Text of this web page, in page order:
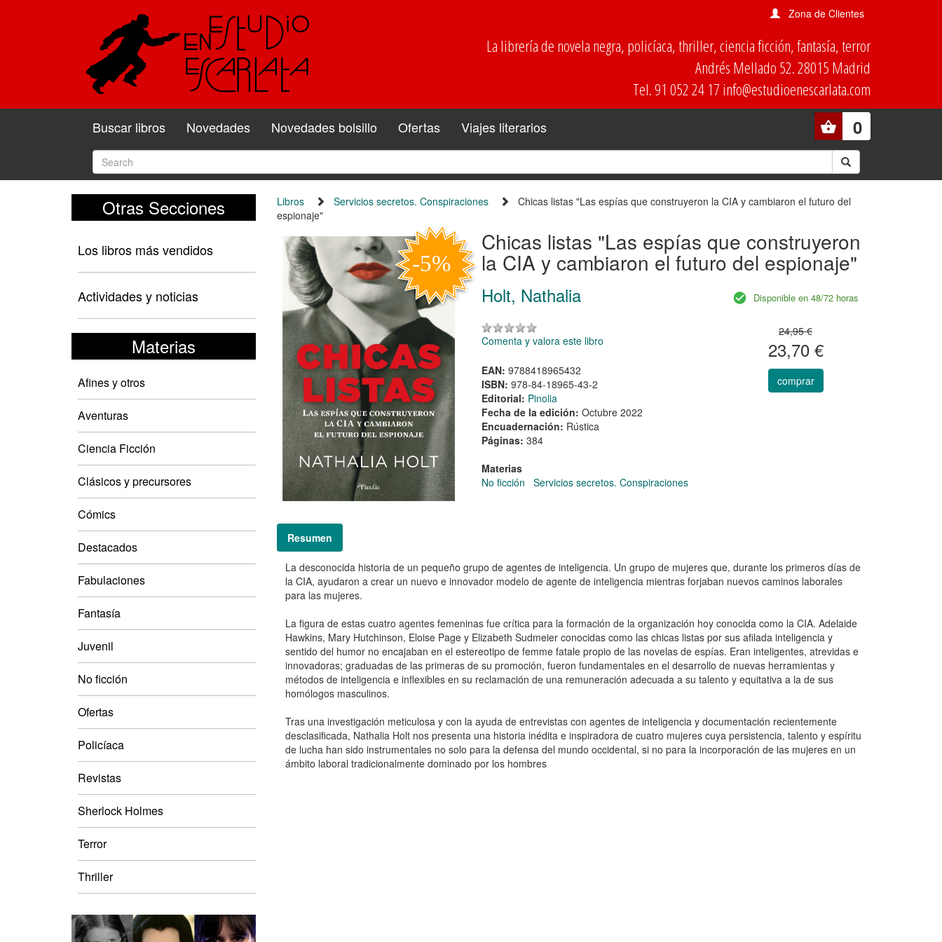
Zona de Clientes
La librería de novela negra, policíaca, thriller, ciencia ficción, fantasía, terror
Andrés Mellado 52. 28015 Madrid
Tel. 91 052 24 17 info@estudioenescarlata.com
0
Buscar libros Novedades Novedades bolsillo Ofertas Viajes literarios
Otras Secciones
Los libros más vendidos
Actividades y noticias
Materias
Afines y otros
Aventuras
Ciencia Ficción
Clásicos y precursores
Cómics
Destacados
Fabulaciones
Fantasía
Juvenil
No ficción
Ofertas
Policíaca
Revistas
Sherlock Holmes
Terror
Thriller
Libros Servicios secretos. Conspiraciones
Chicas listas "Las espías que construyeron la CIA y cambiaron el futuro del
espionaje"
Chicas listas "Las espías que construyeron
la CIA y cambiaron el futuro del espionaje"
Holt, Nathalia
Comenta y valora este libro
EAN: 9788418965432
ISBN: 978-84-18965-43-2
Editorial: Pinolia
Fecha de la edición: Octubre 2022
Encuadernación: Rústica
Páginas: 384
Materias
No ficción
Servicios secretos. Conspiraciones
Disponible en 48/72 horas
24,95 €
23,70 €
comprar
Resumen
La desconocida historia de un pequeño grupo de agentes de inteligencia. Un grupo de mujeres que, durante los primeros días de
la CIA, ayudaron a crear un nuevo e innovador modelo de agente de inteligencia mientras forjaban nuevos caminos laborales
para las mujeres.
La figura de estas cuatro agentes femeninas fue crítica para la formación de la organización hoy conocida como la CIA. Adelaide
Hawkins, Mary Hutchinson, Eloise Page y Elizabeth Sudmeier conocidas como las chicas listas por sus afilada inteligencia y
sentido del humor no encajaban en el estereotipo de femme fatale propio de las novelas de espías. Eran inteligentes, atrevidas e
innovadoras; graduadas de las primeras de su promoción, fueron fundamentales en el desarrollo de nuevas herramientas y
métodos de inteligencia e inflexibles en su reclamación de una remuneración adecuada a su talento y equitativa a la de sus
homólogos masculinos.
Tras una investigación meticulosa y con la ayuda de entrevistas con agentes de inteligencia y documentación recientemente
desclasificada, Nathalia Holt nos presenta una historia inédita e inspiradora de cuatro mujeres cuya persistencia, talento y espíritu
de lucha han sido instrumentales no solo para la defensa del mundo occidental, si no para la incorporación de las mujeres en un
ámbito laboral tradicionalmente dominado por los hombres